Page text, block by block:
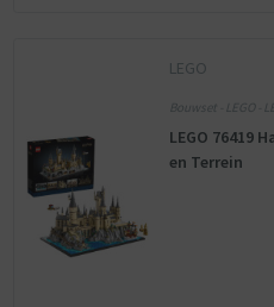
LEGO
Bouwset - LEGO -
LEGO 76419
en Terrein